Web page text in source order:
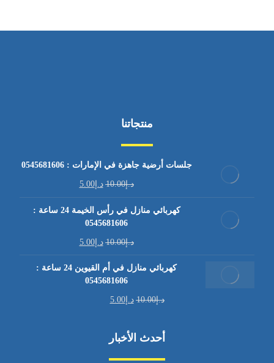
منتجاتنا
جلسات أرضية جاهزة في الإمارات : 0545681606
د.إ10.00 د.إ5.00
كهربائي منازل في رأس الخيمة 24 ساعة :
0545681606
د.إ10.00 د.إ5.00
كهربائي منازل في أم القيوين 24 ساعة :
0545681606
د.إ10.00 د.إ5.00
أحدث الأخبار